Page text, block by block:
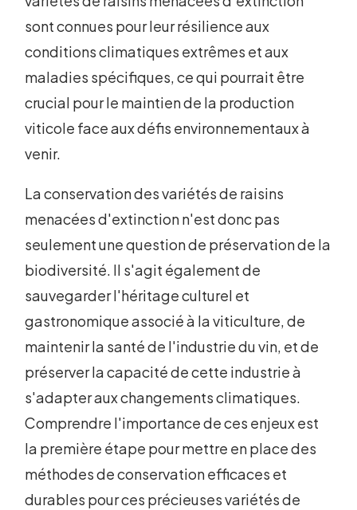
sont connues pour leur résilience aux
conditions climatiques extrêmes et aux
maladies spécifiques, ce qui pourrait être
crucial pour le maintien de la production
viticole face aux défis environnementaux à
venir.
La conservation des variétés de raisins
menacées d'extinction n'est donc pas
seulement une question de préservation de la
biodiversité. Il s'agit également de
sauvegarder l'héritage culturel et
gastronomique associé à la viticulture, de
maintenir la santé de l'industrie du vin, et de
préserver la capacité de cette industrie à
s'adapter aux changements climatiques.
Comprendre l'importance de ces enjeux est
la première étape pour mettre en place des
méthodes de conservation efficaces et
durables pour ces précieuses variétés de